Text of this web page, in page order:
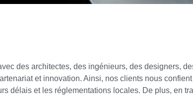
des architectes, des ingénieurs, des designers,
et innovation. Ainsi, nos clients nous
délais et les réglementations locales. De plus, en